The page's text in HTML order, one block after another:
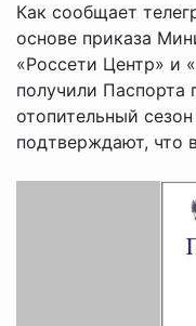
Как сообщает
основе приказа
«Россети Центр» и
получили Паспорта
отопительный
подтверждают, что